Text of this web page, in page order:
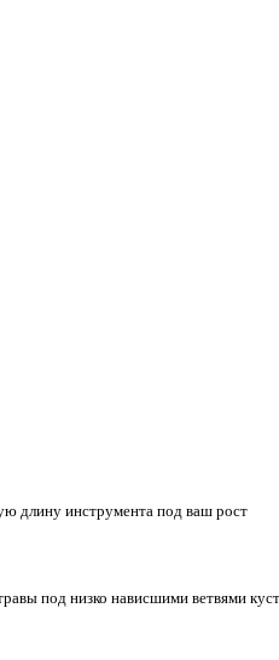
длину инструмента под ваш рост
под низко нависшими ветвями